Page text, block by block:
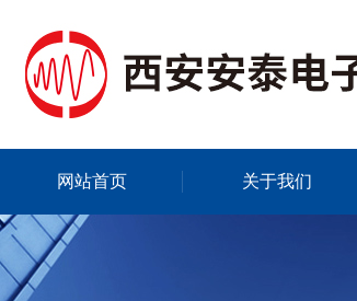
网站首页 关于我们